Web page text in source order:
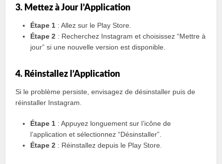
3. Mettez à Jour l’Application
Étape 1 : Allez sur le Play Store.
Étape 2 : Recherchez Instagram et choisissez “Mettre à
jour” si une nouvelle version est disponible.
4. Réinstallez l’Application
Si le problème persiste, envisagez de désinstaller puis de
réinstaller Instagram.
Étape 1 : Appuyez longuement sur l’icône de
l’application et sélectionnez “Désinstaller”.
Étape 2 : Réinstallez depuis le Play Store.